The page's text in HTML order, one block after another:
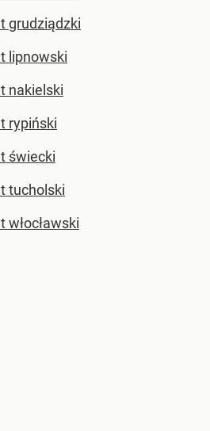
grudziądzki
lipnowski
nakielski
rypiński
świecki
tucholski
włocławski